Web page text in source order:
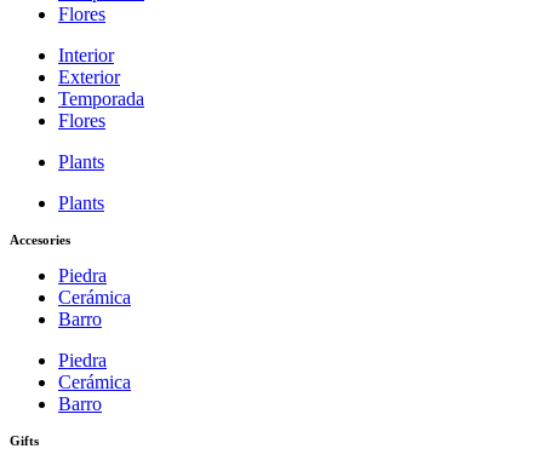
Flores
Interior
Exterior
Temporada
Flores
Plants
Plants
Accesories
Piedra
Cerámica
Barro
Piedra
Cerámica
Barro
Gifts